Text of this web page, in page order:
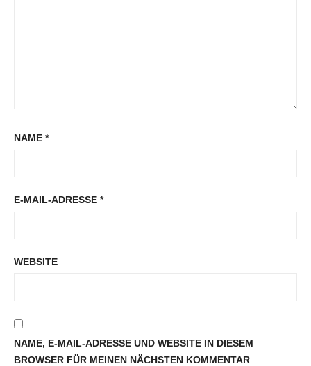
NAME *
E-MAIL-ADRESSE *
WEBSITE
NAME, E-MAIL-ADRESSE UND WEBSITE IN DIESEM
BROWSER FÜR MEINEN NÄCHSTEN KOMMENTAR